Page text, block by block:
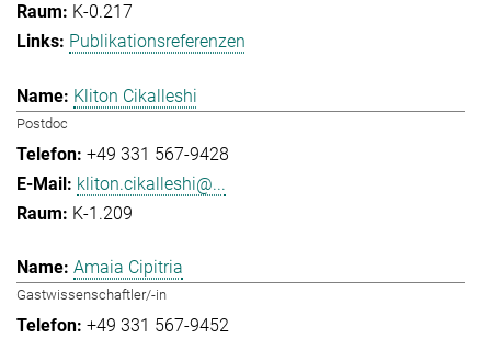
K-0.217
Publikationsreferenzen
Kliton Cikalleshi
Postdoc
+49 331 567-9428
kliton.cikalleshi@...
K-1.209
Amaia Cipitria
Gastwissenschaftler/-in
+49 331 567-9452